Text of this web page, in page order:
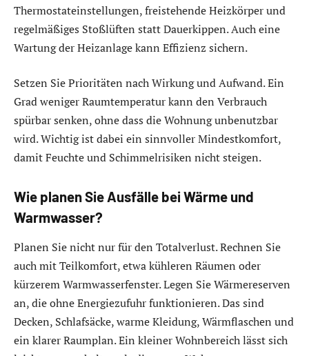
Thermostateinstellungen, freistehende Heizkörper und
regelmäßiges Stoßlüften statt Dauerkippen. Auch eine
Wartung der Heizanlage kann Effizienz sichern.
Setzen Sie Prioritäten nach Wirkung und Aufwand. Ein
Grad weniger Raumtemperatur kann den Verbrauch
spürbar senken, ohne dass die Wohnung unbenutzbar
wird. Wichtig ist dabei ein sinnvoller Mindestkomfort,
damit Feuchte und Schimmelrisiken nicht steigen.
Wie planen Sie Ausfälle bei Wärme und
Warmwasser?
Planen Sie nicht nur für den Totalverlust. Rechnen Sie
auch mit Teilkomfort, etwa kühleren Räumen oder
kürzerem Warmwasserfenster. Legen Sie Wärmereserven
an, die ohne Energiezufuhr funktionieren. Das sind
Decken, Schlafsäcke, warme Kleidung, Wärmflaschen und
ein klarer Raumplan. Ein kleiner Wohnbereich lässt sich